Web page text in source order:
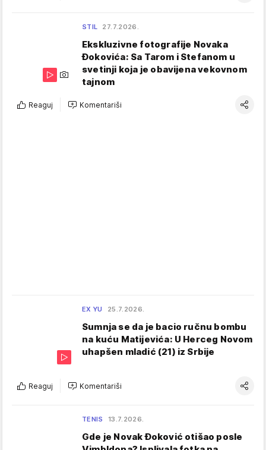
STIL 27.7.2026.
Ekskluzivne fotografije Novaka
Đokovića: Sa Tarom i Stefanom u
svetinji koja je obavijena vekovnom
tajnom
Reaguj Komentariši
EX YU 25.7.2026.
Sumnja se da je bacio ručnu bombu
na kuću Matijevića: U Herceg Novom
uhapšen mladić (21) iz Srbije
Reaguj Komentariši
TENIS 13.7.2026.
Gde je Novak Đoković otišao posle